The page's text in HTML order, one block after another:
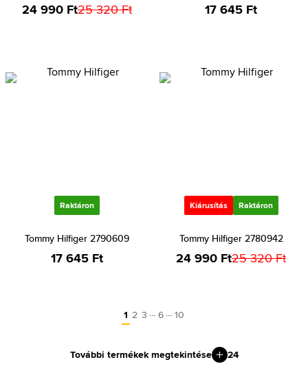
24 990 Ft25 320 Ft 17 645 Ft
Raktáron
Tommy Hilfiger 2790609
17 645 Ft
Kiárusítás Raktáron
Tommy Hilfiger 2780942
24 990 Ft25 320 Ft
1 2 3 … 6 … 10
További termékek megtekintése 24